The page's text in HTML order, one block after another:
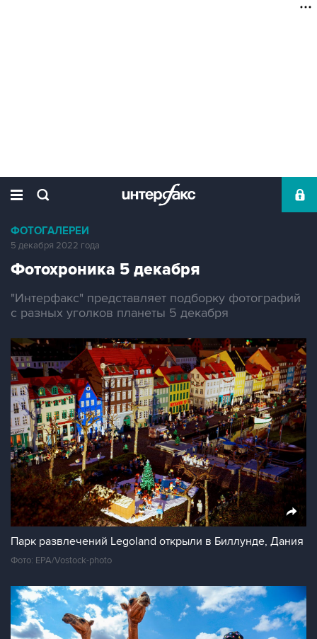
ФОТОГАЛЕРЕИ
5 декабря 2022 года
Фотохроника 5 декабря
"Интерфакс" представляет подборку фотографий
с разных уголков планеты 5 декабря
Парк развлечений Legoland открыли в Биллунде, Дания
Фото: EPA/Vostock-photo